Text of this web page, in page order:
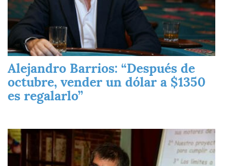
Alejandro Barrios: “Después de
octubre, vender un dólar a $1350
es regalarlo”
Imagen